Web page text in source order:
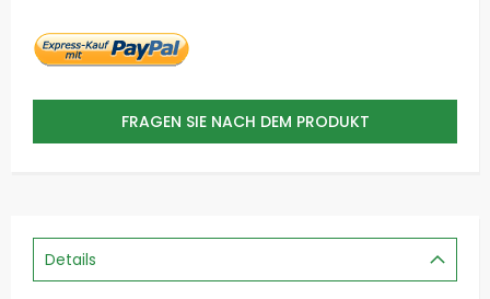
FRAGEN SIE NACH DEM PRODUKT
Details